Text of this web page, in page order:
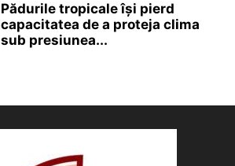
Pădurile tropicale își pierd
capacitatea de a proteja clima
sub presiunea...